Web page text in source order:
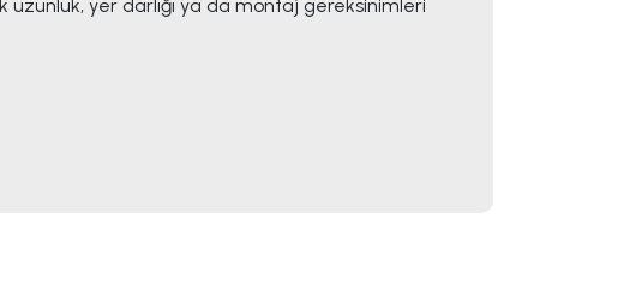
uzunluk, yer darlığı ya da montaj gereksinimleri